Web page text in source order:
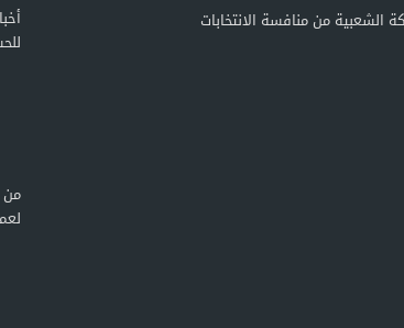
الشعبية من منافسة الانتخابات
من